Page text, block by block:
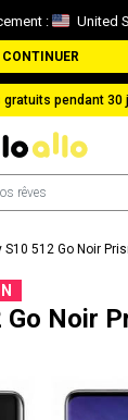
: United
CONTINUER
en cas de perte
S10 512 Go Noir
Go Noir